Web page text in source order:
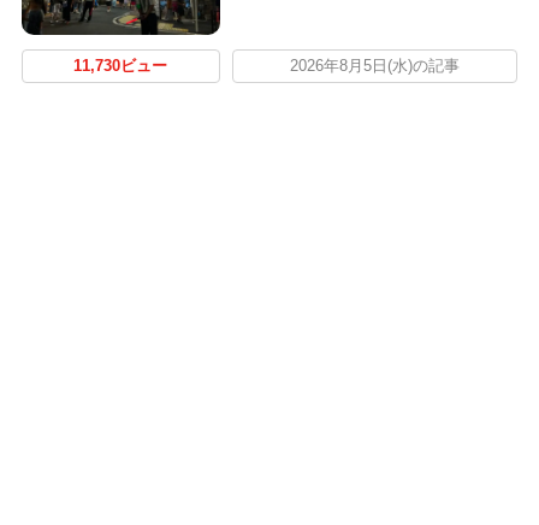
11,730ビュー 2026年8月5日(水)の記事